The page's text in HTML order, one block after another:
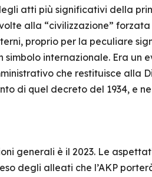
atti più significativi della
alla “civilizzazione”
proprio per la peculiare
internazionale. Era un
che restituisce alla
di quel decreto del 1934, e
generali è il 2023. Le
degli alleati che l’AKP